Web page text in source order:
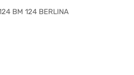
BM 124 BERLINA